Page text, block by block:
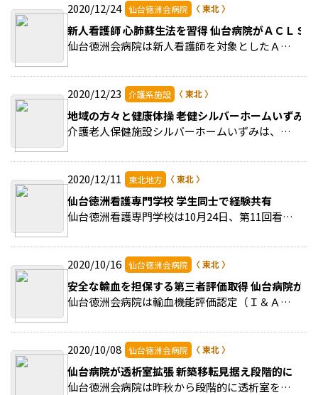
2020/12/24 仙台徳洲会病院
新人看護師 心肺蘇生法を習得 仙台病院がＡＣＬＳ
仙台徳洲会病院は新人看護師を対象としたＡＣＬＳ（二次救命処置）研修を実施した。 >>続きを読む
2020/12/23 介護系施設
地域の方々と健康体操 老健シルバーホームいずみ
介護老人保健施設シルバーホームいずみは、地元の高齢者サークルからの依頼で「健康体操」を実施した。 >>続きを読む
2020/12/11 東北地方
仙台徳洲看護専門学校 学生同士で経験共有
仙台徳洲看護専門学校は10月24日、第11回看学祭を開催した。 >>続きを読む
2020/10/16 仙台徳洲会病院
安全な輸血を担保する第三者評価取得 仙台病院が
仙台徳洲会病院は輸血機能評価認定（Ｉ＆Ａ）を取得した。 >>続きを読む
2020/10/08 仙台徳洲会病院
仙台病院が透析室拡張 新築移転見据え段階的に
仙台徳洲会病院は昨秋から段階的に透析室を拡張、6床から現在14床で稼働している。 >>続きを読む